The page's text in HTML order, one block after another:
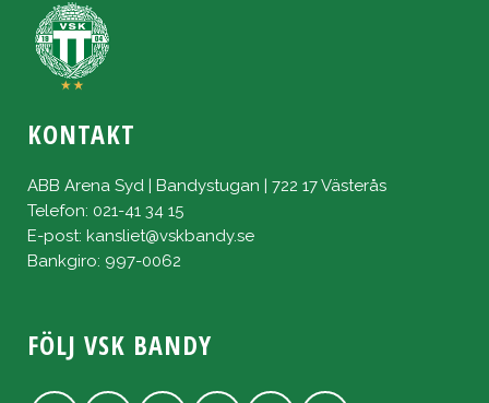
KONTAKT
ABB Arena Syd | Bandystugan | 722 17 Västerås
Telefon: 021-41 34 15
E-post: kansliet@vskbandy.se
Bankgiro: 997-0062
FÖLJ VSK BANDY